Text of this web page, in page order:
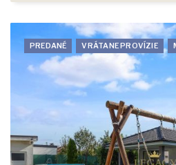
PREDANÉ VRÁTANE PROVÍZIE